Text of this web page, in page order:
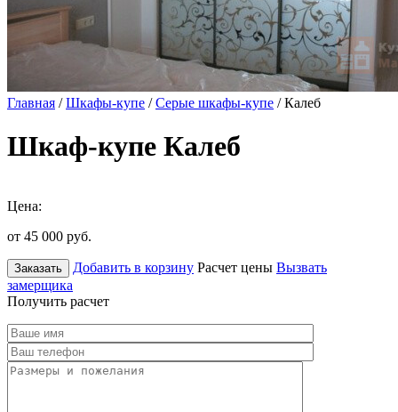
Главная /Шкафы-купе /Серые шкафы-купе / Калеб
Шкаф-купе Калеб
Цена:
от 45 000 руб.
Заказать Добавить в корзину Расчет цены Вызвать
замерщика
Получить расчет